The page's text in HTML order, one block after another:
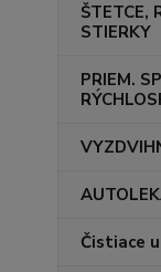
ŠTETCE,
STIERKY
PRIEM.
Čistiace